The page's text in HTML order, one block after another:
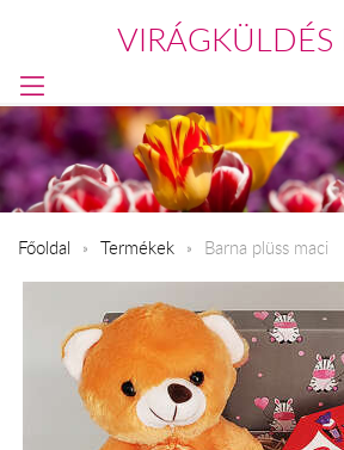
VIRÁGKÜLDÉS
Főoldal Termékek Barna plüss maci